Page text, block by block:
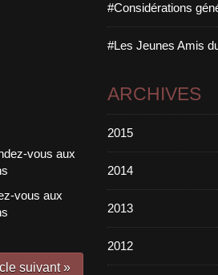
vous aux
suivant »
#Considérations
#Les Jeunes Amis
ARCHIVES
2015
2014
2013
2012